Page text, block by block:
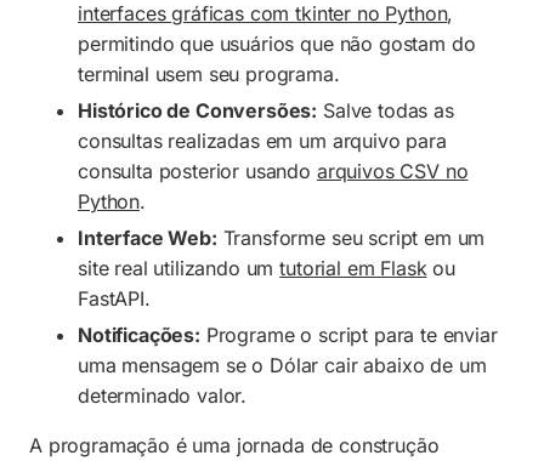
interfaces gráficas com tkinter no Python,
permitindo que usuários que não gostam do
terminal usem seu programa.
Histórico de Conversões: Salve todas as
consultas realizadas em um arquivo para
consulta posterior usando arquivos CSV no
Python.
Interface Web: Transforme seu script em um
site real utilizando umtutorial em Flaskou
FastAPI.
Notificações: Programe o script para te enviar
uma mensagem se o Dólar cair abaixo de um
determinado valor.
A programação é uma jornada de construção